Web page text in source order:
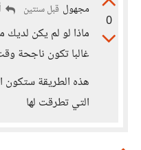
0
مجهول قبل سنتين
ماذا لو لم يكن
غالبا تكون ناجحة
هذه الطريقة ستكون
التي تطرقت لها